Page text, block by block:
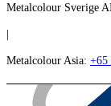
Metalcolour Sverige
|
Metalcolour Asia: +65